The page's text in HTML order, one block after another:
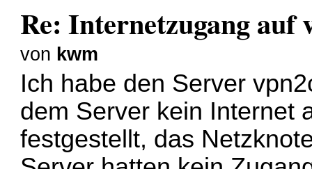
Re: Internetzugang auf
von kwm
Ich habe den Server
dem Server kein Internet
festgestellt, das